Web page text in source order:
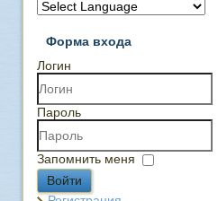
Форма входа
Логин
Пароль
Запомнить меня
Войти